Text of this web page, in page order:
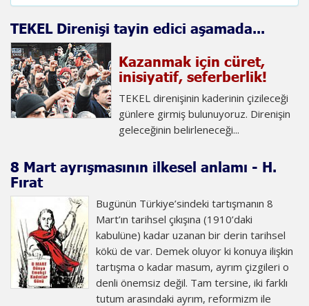
TEKEL Direnişi tayin edici aşamada...
Kazanmak için cüret,
inisiyatif, seferberlik!
TEKEL direnişinin kaderinin çizileceği
günlere girmiş bulunuyoruz. Direnişin
geleceğinin belirleneceği...
8 Mart ayrışmasının ilkesel anlamı - H.
Fırat
Bugünün Türkiye’sindeki tartışmanın 8
Mart’ın tarihsel çıkışına (1910’daki
kabulüne) kadar uzanan bir derin tarihsel
kökü de var. Demek oluyor ki konuya ilişkin
tartışma o kadar masum, ayrım çizgileri o
denli önemsiz değil. Tam tersine, iki farklı
tutum arasındaki ayrım, reformizm ile